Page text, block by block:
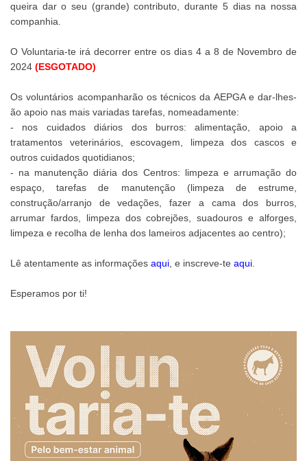
queira dar o seu (grande) contributo, durante 5 dias na nossa
companhia.
O Voluntaria-te irá decorrer entre os dias 4 a 8 de Novembro de
2024 (ESGOTADO)
Os voluntários acompanharão os técnicos da AEPGA e dar-lhes-
ão apoio nas mais variadas tarefas, nomeadamente:
- nos cuidados diários dos burros: alimentação, apoio a
tratamentos veterinários, escovagem, limpeza dos cascos e
outros cuidados quotidianos;
- na manutenção diária dos Centros: limpeza e arrumação do
espaço, tarefas de manutenção (limpeza de estrume,
construção/arranjo de vedações, fazer a cama dos burros,
arrumar fardos, limpeza dos cobrejões, suadouros e alforges,
limpeza e recolha de lenha dos lameiros adjacentes ao centro);
Lê atentamente as informações aqui , e inscreve-te aqui
Esperamos por ti!